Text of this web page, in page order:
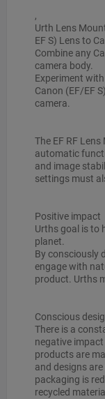
,
Urth Lens
EF S) Lens to
Combine any
camera body.
Experiment
Canon (EF/EF
camera.
The EF RF
automatic
and image
settings must
Positive impact
Urths goal is to
planet.
By consciously
engage with
product. Urths
Conscious
There is a
negative
products are
and designs
packaging is
recycled